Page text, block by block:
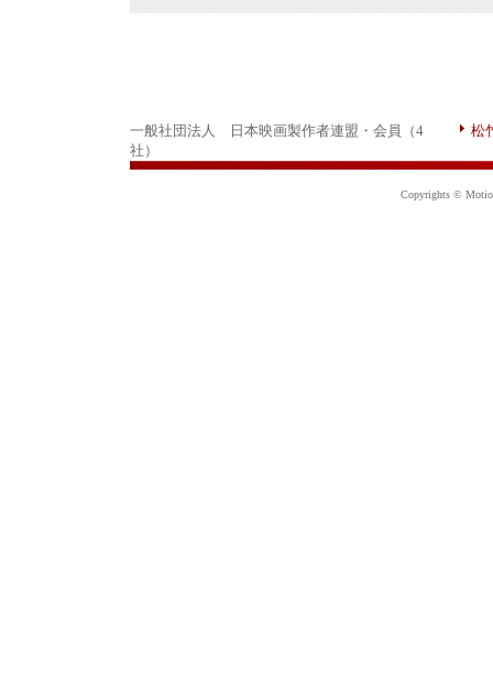
一般社団法人 日本映画製作者連盟・会員（4
社）
松
Copyrights ©